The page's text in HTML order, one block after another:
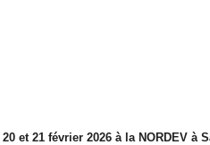
et 21 février 2026 à la NORDEV à